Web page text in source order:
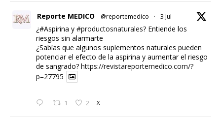
Reporte MEDICO @reportemedico · 3 Jul
¿#Aspirina y #productosnaturales? Entiende los
riesgos sin alarmarte
¿Sabías que algunos suplementos naturales pueden
potenciar el efecto de la aspirina y aumentar el riesgo
de sangrado? https://revistareportemedico.com/?
p=27795
1 2 X